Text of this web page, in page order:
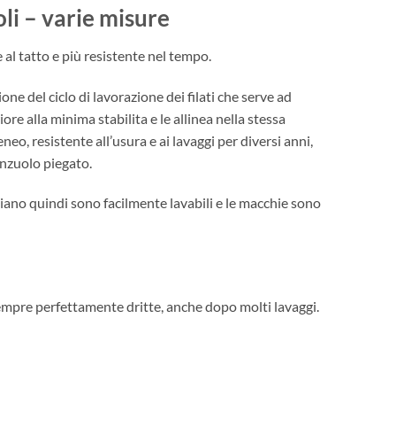
– varie misure
tatto e più resistente nel tempo.
del ciclo di lavorazione dei filati che serve ad
alla minima stabilita e le allinea nella stessa
resistente all’usura e ai lavaggi per diversi anni,
piegato.
quindi sono facilmente lavabili e le macchie sono
perfettamente dritte, anche dopo molti lavaggi.